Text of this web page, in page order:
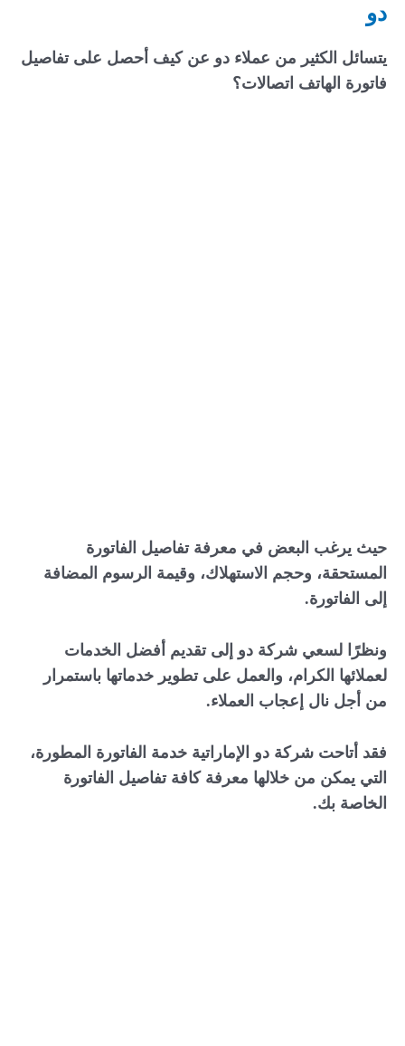
دو
يتسائل الكثير من عملاء دو عن كيف أحصل على تفاصيل
فاتورة الهاتف اتصالات؟
حيث يرغب البعض في معرفة تفاصيل الفاتورة
المستحقة، وحجم الاستهلاك، وقيمة الرسوم المضافة
إلى الفاتورة.
ونظرًا لسعي شركة دو إلى تقديم أفضل الخدمات
لعملائها الكرام، والعمل على تطوير خدماتها باستمرار
من أجل نال إعجاب العملاء.
فقد أتاحت شركة دو الإماراتية خدمة الفاتورة المطورة،
التي يمكن من خلالها معرفة كافة تفاصيل الفاتورة
الخاصة بك.